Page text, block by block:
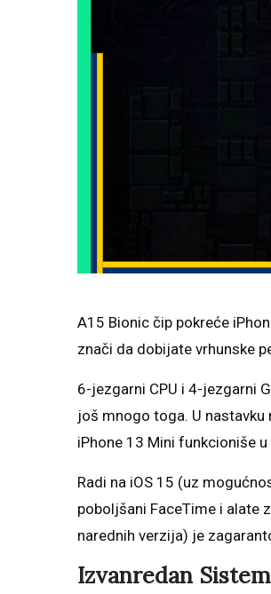
A15 Bionic čip pokreće
znači da dobijate vrhunske
6-jezgarni CPU i 4-jezgarni
još mnogo toga. U
iPhone 13 Mini funkcioniše
Radi na iOS 15 (uz
poboljšani FaceTime i alate
narednih verzija) je
Izvanredan